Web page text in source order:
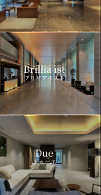
Brillia ist
ブリリアイスト
Due
ドゥーエ